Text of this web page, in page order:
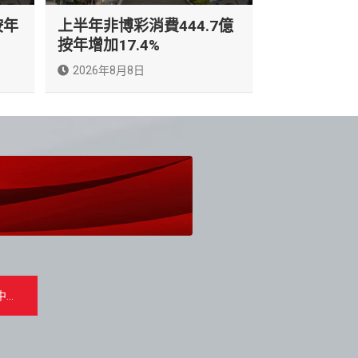
上半年非博彩消費444.7億
按年增加17.4%
2026年8月8日